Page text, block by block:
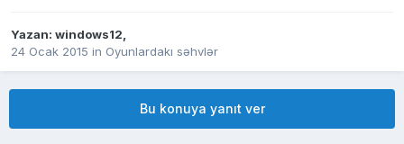
Yazan: windows12,
24 Ocak 2015 in Oyunlardakı səhvlər
Bu konuya yanıt ver